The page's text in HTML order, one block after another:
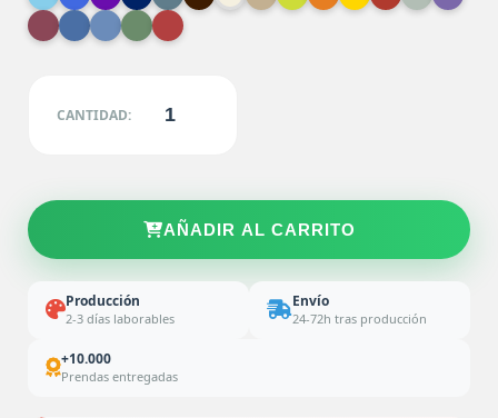
CANTIDAD:
AÑADIR AL CARRITO
Producción
2-3 días laborables
Envío
24-72h tras producción
+10.000
Prendas entregadas